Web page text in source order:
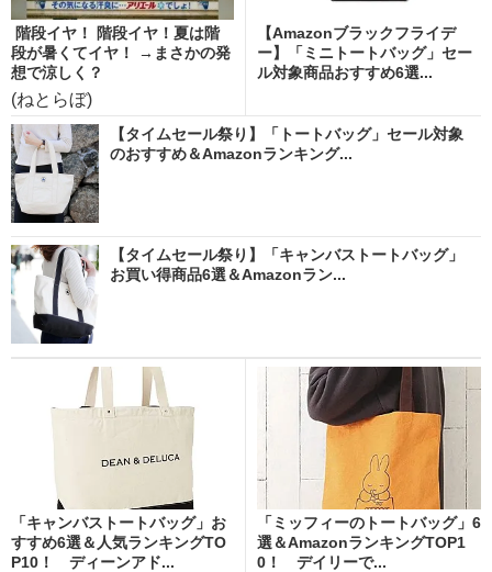
階段イヤ！ 階段イヤ！夏は階
段が暑くてイヤ！ →まさかの発
想で涼しく？
(ねとらぼ)
【Amazonブラックフライデ
ー】「ミニトートバッグ」セー
ル対象商品おすすめ6選...
【タイムセール祭り】「トートバッグ」セール対象
のおすすめ＆Amazonランキング...
【タイムセール祭り】「キャンバストートバッグ」
お買い得商品6選＆Amazonラン...
「キャンバストートバッグ」お
すすめ6選＆人気ランキングTO
P10！ ディーンアド...
「ミッフィーのトートバッグ」6
選＆AmazonランキングTOP1
0！ デイリーで...